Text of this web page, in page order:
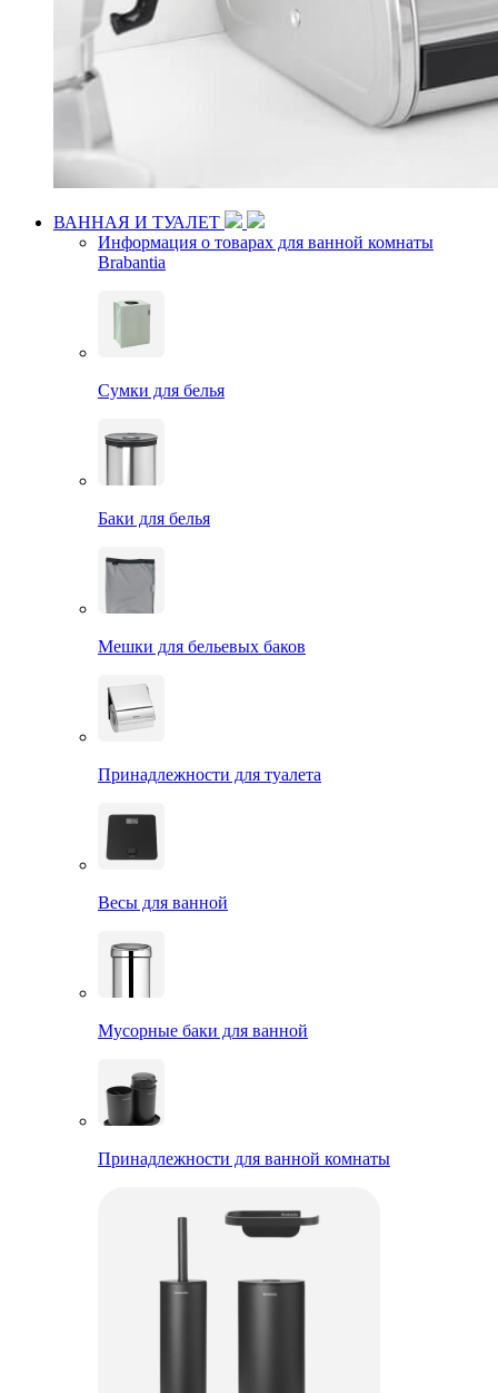
ВАННАЯ И ТУАЛЕТ
Информация о товарах для ванной комнаты
Brabantia
Сумки для белья
Баки для белья
Мешки для бельевых баков
Принадлежности для туалета
Весы для ванной
Мусорные баки для ванной
Принадлежности для ванной комнаты